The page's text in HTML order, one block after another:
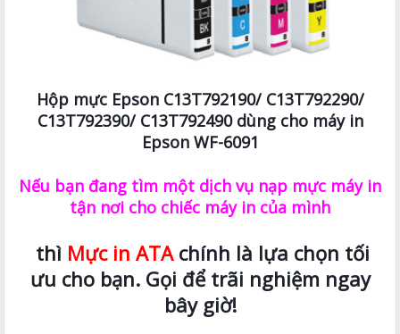
Hộp mực Epson C13T792190/ C13T792290/
C13T792390/ C13T792490 dùng cho máy in
Epson WF-6091
Nếu bạn đang tìm một dịch vụ nạp mực máy in
tận nơi cho chiếc máy in của mình
thì Mực in ATAchính là lựa chọn tối
ưu cho bạn. Gọi để trãi nghiệm ngay
bây giờ!